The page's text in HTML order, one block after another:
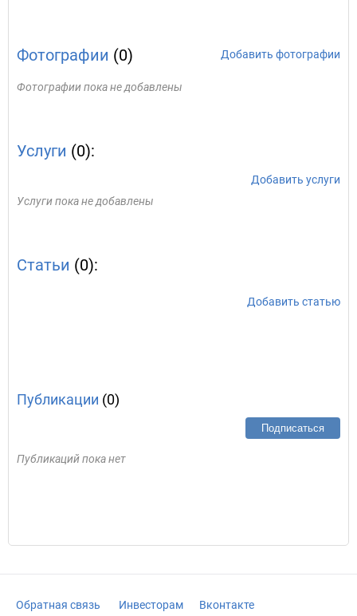
Фотографии (0) Добавить фотографии
Фотографии пока не добавлены
Услуги (0):
Добавить услуги
Услуги пока не добавлены
Статьи (0):
Добавить статью
Публикации (0)
Подписаться
Публикаций пока нет
Обратная связь Инвесторам Вконтакте